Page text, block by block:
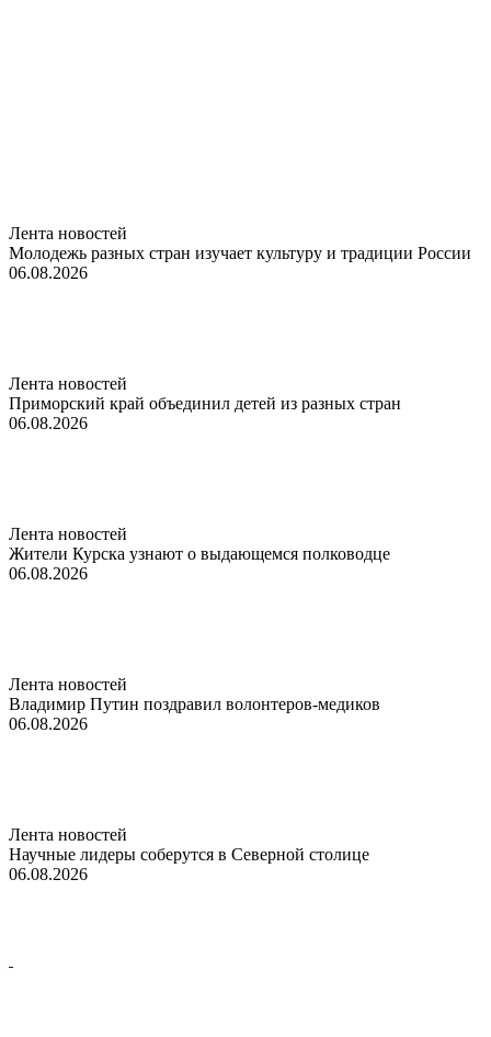
Лента новостей
Молодежь разных стран изучает культуру и традиции России
06.08.2026
Лента новостей
Приморский край объединил детей из разных стран
06.08.2026
Лента новостей
Жители Курска узнают о выдающемся полководце
06.08.2026
Лента новостей
Владимир Путин поздравил волонтеров-медиков
06.08.2026
Лента новостей
Научные лидеры соберутся в Северной столице
06.08.2026